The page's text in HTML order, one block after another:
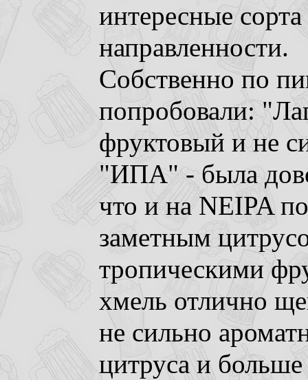
интересные
направленности.
Собственно по
попробовали:
фруктовый и не
"ИПА" - была
что и на NEIPA
заметным
тропическими
хмель отлично
не сильно
цитруса и